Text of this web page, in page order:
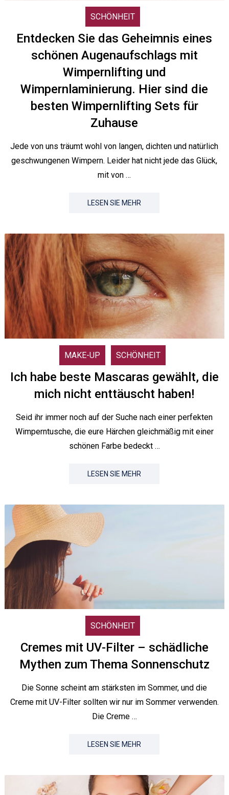
SCHÖNHEIT
Entdecken Sie das Geheimnis eines
schönen Augenaufschlags mit
Wimpernlifting und
Wimpernlaminierung. Hier sind die
besten Wimpernlifting Sets für
Zuhause
Jede von uns träumt wohl von langen, dichten und natürlich
geschwungenen Wimpern. Leider hat nicht jede das Glück,
mit von …
LESEN SIE MEHR
MAKE-UP SCHÖNHEIT
Ich habe beste Mascaras gewählt, die
mich nicht enttäuscht haben!
Seid ihr immer noch auf der Suche nach einer perfekten
Wimperntusche, die eure Härchen gleichmäßig mit einer
schönen Farbe bedeckt …
LESEN SIE MEHR
SCHÖNHEIT
Cremes mit UV-Filter – schädliche
Mythen zum Thema Sonnenschutz
Die Sonne scheint am stärksten im Sommer, und die
Creme mit UV-Filter sollten wir nur im Sommer verwenden.
Die Creme …
LESEN SIE MEHR